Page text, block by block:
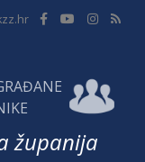
županija